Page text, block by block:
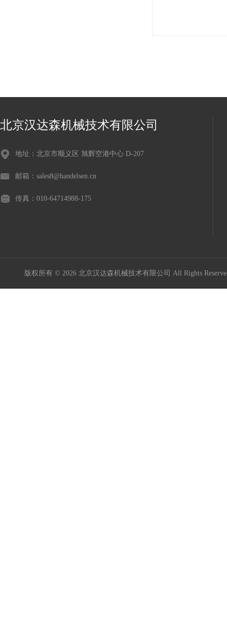
北京汉达森机械技术有限公司
地址：北京市顺义区 旭辉空港中心 D-207
邮箱：sales8@handelsen.cn
传真：010-64714988-175
版权所有 © 2026 北京汉达森机械技术有限公司 All Rights